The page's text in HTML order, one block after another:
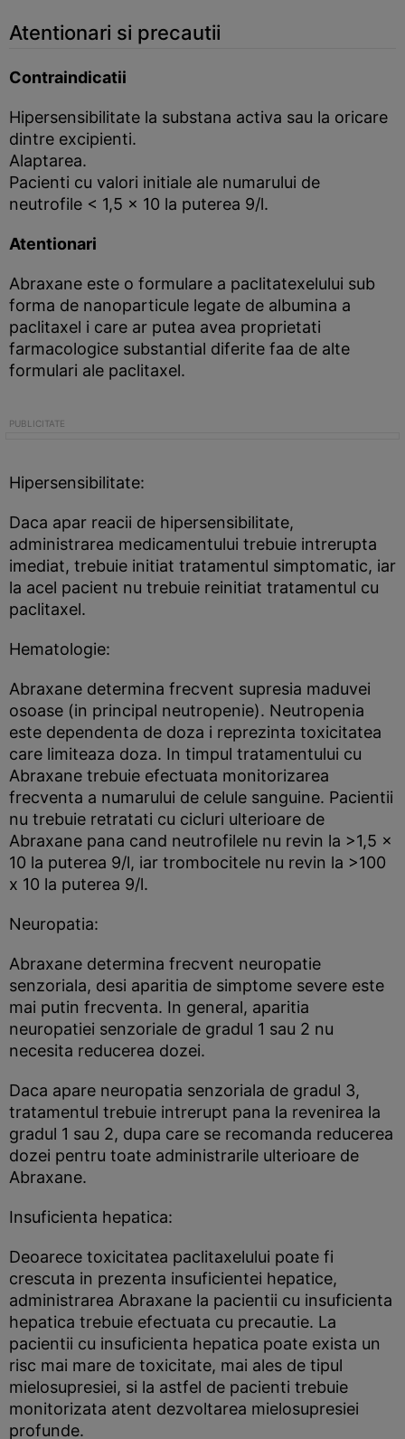
Atentionari si precautii
Contraindicatii
Hipersensibilitate la substana activa sau la oricare
dintre excipienti.
Alaptarea.
Pacienti cu valori initiale ale numarului de
neutrofile < 1,5 x 10 la puterea 9/l.
Atentionari
Abraxane este o formulare a paclitatexelului sub
forma de nanoparticule legate de albumina a
paclitaxel i care ar putea avea proprietati
farmacologice substantial diferite faa de alte
formulari ale paclitaxel.
Hipersensibilitate:
Daca apar reacii de hipersensibilitate,
administrarea medicamentului trebuie intrerupta
imediat, trebuie initiat tratamentul simptomatic, iar
la acel pacient nu trebuie reinitiat tratamentul cu
paclitaxel.
Hematologie:
Abraxane determina frecvent supresia maduvei
osoase (in principal neutropenie). Neutropenia
este dependenta de doza i reprezinta toxicitatea
care limiteaza doza. In timpul tratamentului cu
Abraxane trebuie efectuata monitorizarea
frecventa a numarului de celule sanguine. Pacientii
nu trebuie retratati cu cicluri ulterioare de
Abraxane pana cand neutrofilele nu revin la >1,5 x
10 la puterea 9/l, iar trombocitele nu revin la >100
x 10 la puterea 9/l.
Neuropatia:
Abraxane determina frecvent neuropatie
senzoriala, desi aparitia de simptome severe este
mai putin frecventa. In general, aparitia
neuropatiei senzoriale de gradul 1 sau 2 nu
necesita reducerea dozei.
Daca apare neuropatia senzoriala de gradul 3,
tratamentul trebuie intrerupt pana la revenirea la
gradul 1 sau 2, dupa care se recomanda reducerea
dozei pentru toate administrarile ulterioare de
Abraxane.
Insuficienta hepatica:
Deoarece toxicitatea paclitaxelului poate fi
crescuta in prezenta insuficientei hepatice,
administrarea Abraxane la pacientii cu insuficienta
hepatica trebuie efectuata cu precautie. La
pacientii cu insuficienta hepatica poate exista un
risc mai mare de toxicitate, mai ales de tipul
mielosupresiei, si la astfel de pacienti trebuie
monitorizata atent dezvoltarea mielosupresiei
profunde.